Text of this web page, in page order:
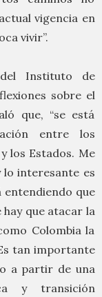
vigencia en
vivir”.
del Instituto de
sobre el
que, “se está
entre los
los Estados. Me
lo interesante es
entendiendo que
hay que atacar la
Colombia la
tan importante
a partir de una
y transición